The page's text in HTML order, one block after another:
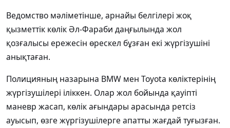
Ведомство мәліметінше, арнайы белгілері жоқ
қызметтік көлік Әл-Фараби даңғылында жол
қозғалысы ережесін өрескел бұзған екі жүргізушіні
анықтаған.
Полицияның назарына BMW мен Toyota көліктерінің
жүргізушілері іліккен. Олар жол бойында қауіпті
маневр жасап, көлік ағындары арасында ретсіз
ауысып, өзге жүргізушілерге апатты жағдай туғызған.